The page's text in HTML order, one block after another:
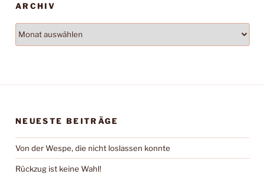
ARCHIV
NEUESTE BEITRÄGE
Von der Wespe, die nicht loslassen konnte
Rückzug ist keine Wahl!